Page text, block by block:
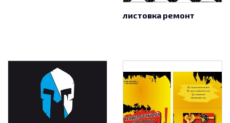
листовка ремонт